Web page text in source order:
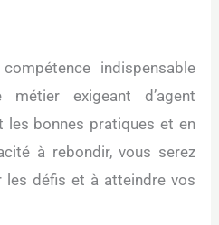
indispensable
exigeant d’agent
les bonnes pratiques et en
à rebondir, vous serez
les défis et à atteindre vos